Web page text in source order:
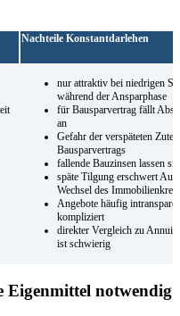
Nachteile Konstantdarlehen
nur attraktiv bei niedrigen
während der Ansparphase
für Bausparvertrag fällt
an
Gefahr der verspäteten
Bausparvertrags
fallende Bauzinsen lassen
späte Tilgung erschwert
Wechsel des
Angebote häufig
kompliziert
direkter Vergleich zu
ist schwierig
Eigenmittel notwendig